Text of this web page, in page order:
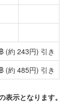
(約 243円) 引き
(約 485円) 引き
表示となります。